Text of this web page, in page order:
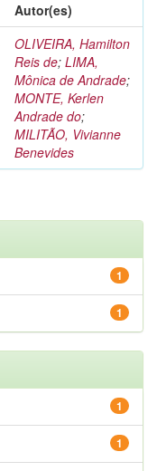
Autor(es)
OLIVEIRA, Hamilton
Reis de; LIMA,
Mônica de Andrade;
MONTE, Kerlen
Andrade do;
MILITÃO, Vivianne
Benevides
1
1
1
1